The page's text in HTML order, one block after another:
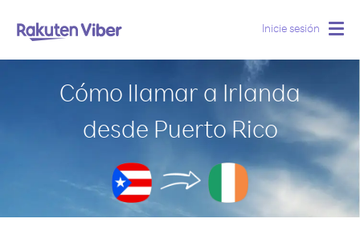
Inicie sesión
Cómo llamar a Irlanda
desde Puerto Rico